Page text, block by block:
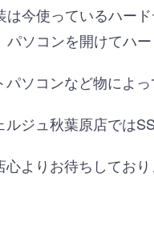
は今使っているハー
パソコンを開けてハ
ソコンなど物によっ
ジュ秋葉原店では
よりお待ちしており